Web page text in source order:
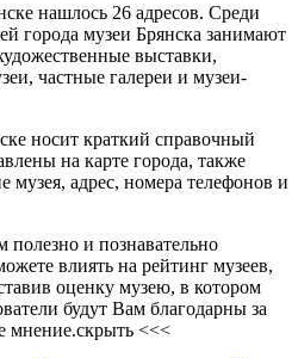
нашлось 26 адресов. Среди
города музеи Брянска занимают
выставки,
частные галереи и музеи-
носит краткий справочный
на карте города, также
музея, адрес, номера телефонов и
полезно и познавательно
влиять на рейтинг музеев,
оценку музею, в котором
будут Вам благодарны за
мнение.скрыть <<<